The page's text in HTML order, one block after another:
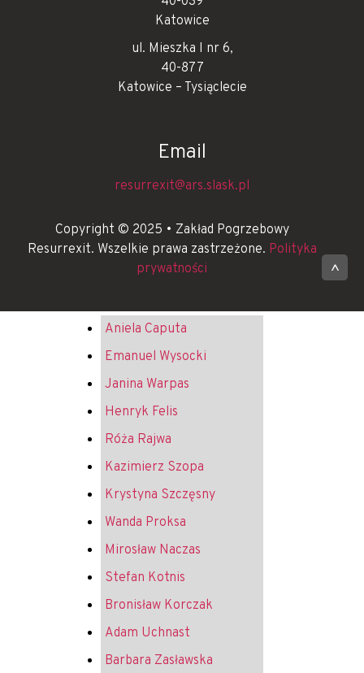
Katowice
ul. Mieszka I nr 6,
40-877
Katowice – Tysiąclecie
Email
resurrexit@ars.slask.pl
Copyright © 2025 • Zakład Pogrzebowy
Resurrexit. Wszelkie prawa zastrzeżone. Polityka
prywatności
^
Aniela Caputa
Emanuel Wysocki
Janina Warpas
Henryk Felis
Róża Rajwa
Kazimierz Szopa
Krystyna Szczęsny
Wanda Proksa
Mirosław Naczas
Stefan Kotnis
Bronisław Korczak
Adam Uchnast
Barbara Zasławska